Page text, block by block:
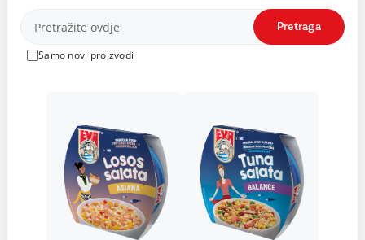
Proizvodi
Samo novi proizvodi
Pretraga